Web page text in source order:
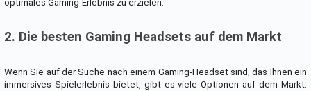
optimales Gaming-Erlebnis zu erzielen.
2. Die besten Gaming Headsets auf dem Markt
Wenn Sie auf der Suche nach einem Gaming-Headset sind, das Ihnen ein
immersives Spielerlebnis bietet, gibt es viele Optionen auf dem Markt.